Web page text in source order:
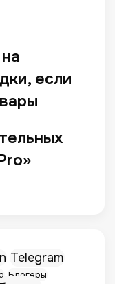
если
Telegram
Блогеры